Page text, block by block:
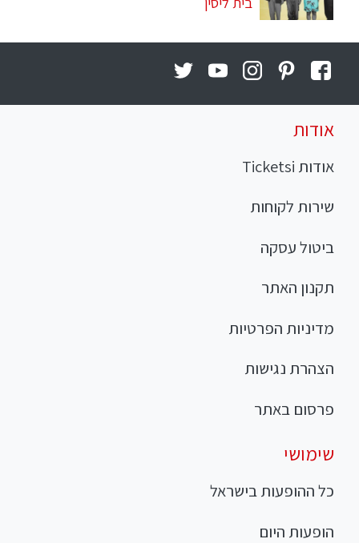
אודות
אודות Ticketsi
שירות לקוחות
ביטול עסקה
תקנון האתר
מדיניות הפרטיות
הצהרת נגישות
פרסום באתר
שימושי
כל ההופעות בישראל
הופעות היום